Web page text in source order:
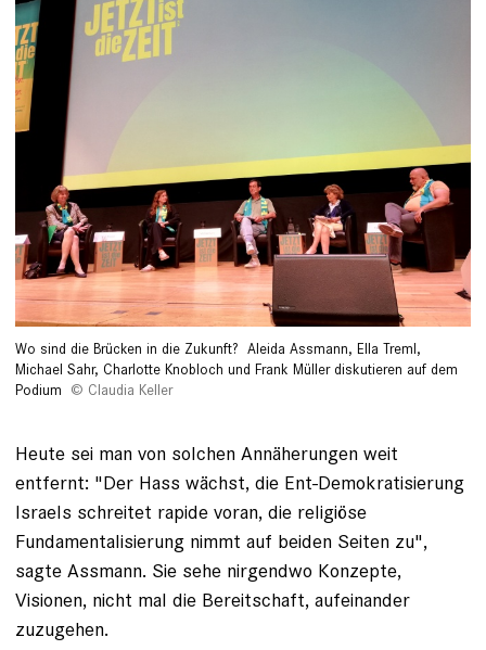
Wo sind die Brücken in die Zukunft? Aleida Assmann, Ella Treml,
Michael Sahr, Charlotte Knobloch und Frank Müller diskutieren auf dem
Podium
Claudia Keller
Heute sei man von solchen Annäherungen weit
entfernt: "Der Hass wächst, die Ent-Demokratisierung
Israels schreitet rapide voran, die religiöse
Fundamentalisierung nimmt auf beiden Seiten zu",
sagte Assmann. Sie sehe nirgendwo Konzepte,
Visionen, nicht mal die Bereitschaft, aufeinander
zuzugehen.